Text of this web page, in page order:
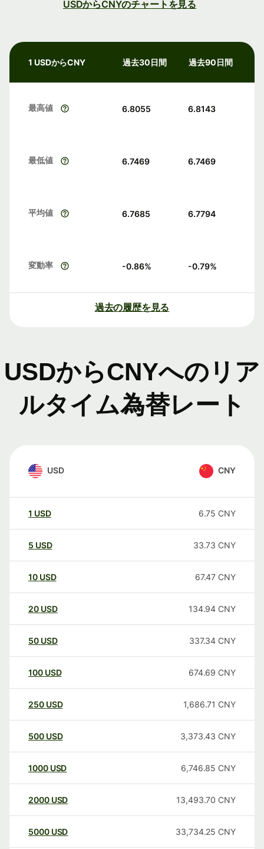
USDからCNYのチャートを見る
1 USDからCNY 過去30日間 過去90日間
最高値 6.8055 6.8143
最低値 6.7469 6.7469
平均値 6.7685 6.7794
変動率 -0.86% -0.79%
過去の履歴を見る
USDからCNYへのリア
ルタイム為替レート
USD CNY
1 USD 6.75 CNY
5 USD 33.73 CNY
10 USD 67.47 CNY
20 USD 134.94 CNY
50 USD 337.34 CNY
100 USD 674.69 CNY
250 USD 1,686.71 CNY
500 USD 3,373.43 CNY
1000 USD 6,746.85 CNY
2000 USD 13,493.70 CNY
5000 USD 33,734.25 CNY